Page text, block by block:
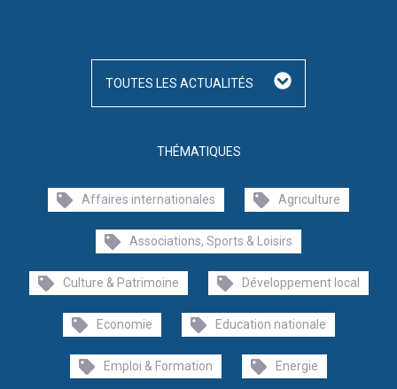
THÉMATIQUES
Affaires internationales Agriculture
Associations, Sports & Loisirs
Culture & Patrimoine Développement local
Economie Education nationale
Emploi & Formation Energie
TOUTES LES ACTUALITÉS